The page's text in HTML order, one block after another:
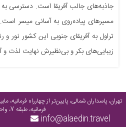
جاذبه‌های جالب آفریقا است. دسترسی به
مسیرهای پیاده‌روی به آسانی میسر
تراول به آفریقای جنوبی این کشور نور
زیبایی‌های بکر و بی‌نظیرش نهایت لذت و
تهران، پاسداران شمالی، پایین‌تر از چهارراه
فرمانیه، طبقه 7، واحد 5 , 6
info@alaedin.travel